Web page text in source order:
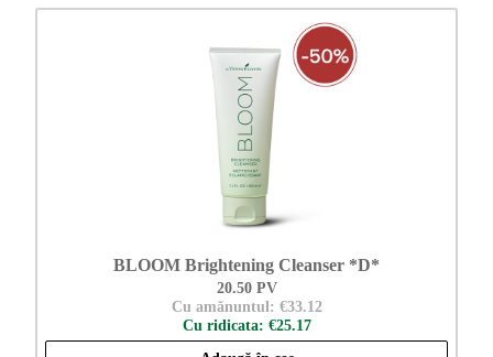
BLOOM Brightening Cleanser *D*
20.50 PV
Cu amănuntul: €33.12
Cu ridicata: €25.17